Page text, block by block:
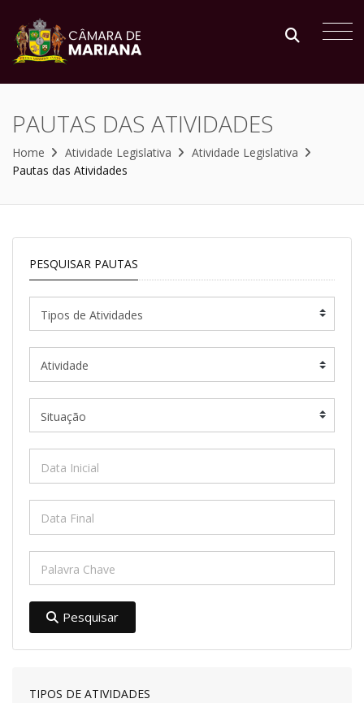
PAUTAS DAS ATIVIDADES
Home Atividade Legislativa
Atividade Legislativa
Pautas das Atividades
PESQUISAR PAUTAS
Pesquisar
TIPOS DE ATIVIDADES